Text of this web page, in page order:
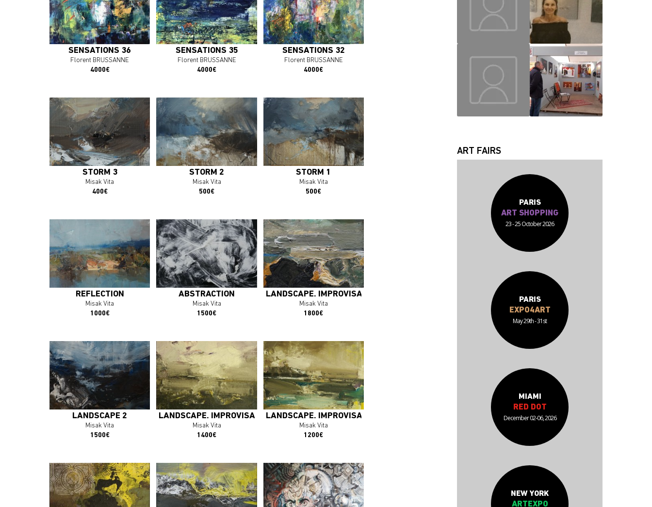
SENSATIONS 36
Florent BRUSSANNE
4000€
SENSATIONS 35
Florent BRUSSANNE
4000€
SENSATIONS 32
Florent BRUSSANNE
4000€
STORM 3
Misak Vita
400€
En savoir plus
J'ACHÈTE L'OEUVRE
STORM 2
Misak Vita
500€
En savoir plus
J'ACHÈTE L'OEUVRE
STORM 1
Misak Vita
500€
En savoir plus
J'ACHÈTE L'OEUVRE
REFLECTION
Misak Vita
1000€
En savoir plus
J'ACHÈTE L'OEUVRE
ABSTRACTION
Misak Vita
1500€
En savoir plus
J'ACHÈTE L'OEUVRE
LANDSCAPE. IMPROVISATION 4.
Misak Vita
1800€
En savoir plus
J'ACHÈTE L'OEUVRE
LANDSCAPE 2
Misak Vita
1500€
En savoir plus
J'ACHÈTE L'OEUVRE
LANDSCAPE. IMPROVISATION 3.
Misak Vita
1400€
En savoir plus
J'ACHÈTE L'OEUVRE
LANDSCAPE. IMPROVISATION 2.
Misak Vita
1200€
En savoir plus
J'ACHÈTE L'OEUVRE
En savoir plus
J'ACHÈTE L'OEUVRE
En savoir plus
J'ACHÈTE L'OEUVRE
En savoir plus
J'ACHÈTE L'OEUVRE
En savoir plus En savoir plus En savoir plus
CHRISLAINE
ART FAIRS
PARIS
ART SHOPPING
23 - 25 October 2026
PARIS
EXPO4ART
May 29th - 31st
MIAMI
RED DOT
December 02-06, 2026
NEW YORK
ARTEXPO